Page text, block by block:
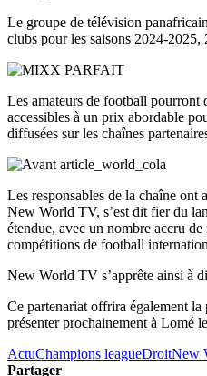
Le groupe de télévision
clubs pour les saisons 2024-
Les amateurs de football pourront
accessibles à un prix abordable
diffusées sur les chaînes
Les responsables de la chaîne
New World TV, s’est dit fier du
étendue, avec un nombre accru
compétitions de football
New World TV s’apprête ainsi à
Ce partenariat offrira également
présenter prochainement à Lomé
ActuChampions leagueDroitNew
Partager